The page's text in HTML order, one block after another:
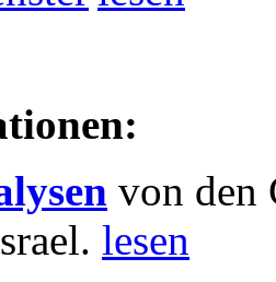
von den
lesen